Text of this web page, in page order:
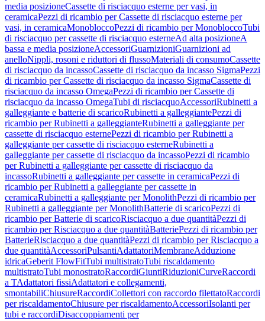
media posizioneCassette di risciacquo esterne per vasi, in
ceramicaPezzi di ricambio per Cassette di risciacquo esterne per
vasi, in ceramicaMonobloccoPezzi di ricambio per MonobloccoTubi
di risciacquo per cassette di risciacquo esterneAd alta posizioneA
bassa e media posizioneAccessoriGuarnizioniGuarnizioni ad
anelloNippli, rosoni e riduttori di flussoMateriali di consumoCassette
di risciacquo da incassoCassette di risciacquo da incasso SigmaPezzi
di ricambio per Cassette di risciacquo da incasso SigmaCassette di
risciacquo da incasso OmegaPezzi di ricambio per Cassette di
risciacquo da incasso OmegaTubi di risciacquoAccessoriRubinetti a
galleggiante e batterie di scaricoRubinetti a galleggiantePezzi di
ricambio per Rubinetti a galleggianteRubinetti a galleggiante per
cassette di risciacquo esternePezzi di ricambio per Rubinetti a
galleggiante per cassette di risciacquo esterneRubinetti a
galleggiante per cassette di risciacquo da incassoPezzi di ricambio
per Rubinetti a galleggiante per cassette di risciacquo da
incassoRubinetti a galleggiante per cassette in ceramicaPezzi di
ricambio per Rubinetti a galleggiante per cassette in
ceramicaRubinetti a galleggiante per MonolithPezzi di ricambio per
Rubinetti a galleggiante per MonolithBatterie di scaricoPezzi di
ricambio per Batterie di scaricoRisciacquo a due quantitàPezzi di
ricambio per Risciacquo a due quantitàBatteriePezzi di ricambio per
BatterieRisciacquo a due quantitàPezzi di ricambio per Risciacquo a
due quantitàAccessoriPulsantiAdattatoriMembraneAdduzione
idricaGeberit FlowFitTubi multistratoTubi riscaldamento
multistratoTubi monostratoRaccordiGiuntiRiduzioniCurveRaccordi
a TAdattatori fissiAdattatori e collegamenti,
smontabiliChiusureRaccordiCollettori con raccordo filettatoRaccordi
per riscaldamentoChiusure per riscaldamentoAccessoriIsolanti per
tubi e raccordiDisaccoppiamenti per